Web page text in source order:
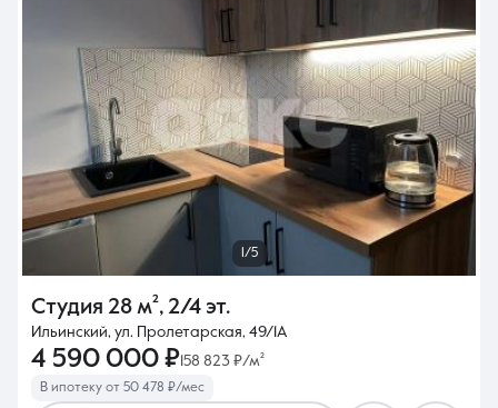
1/5
Студия 28 м², 2/4 эт.
Ильинский, ул. Пролетарская, 49/1А
4 590 000 ₽158 823 ₽/м²
В ипотеку от 50 478 ₽/мес